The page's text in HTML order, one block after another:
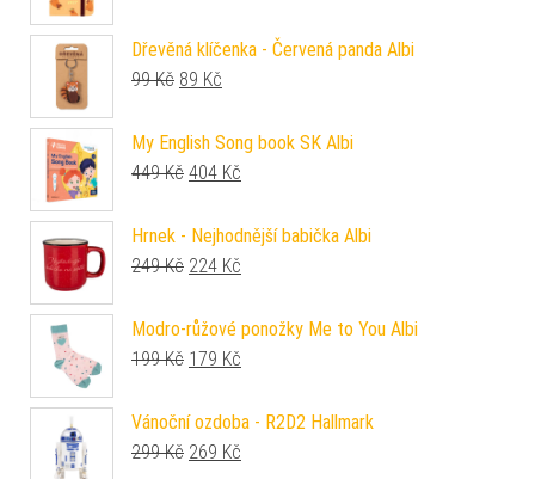
Dřevěná klíčenka - Červená panda Albi
99Kč Původní cena byla: 99 Kč.
89 Kč
My English Song book SK Albi
449Kč Původní cena byla: 449 Kč.
404 Kč
Hrnek - Nejhodnější babička Albi
249Kč Původní cena byla: 249 Kč.
224 Kč
Modro-růžové ponožky Me to You Albi
199Kč Původní cena byla: 199 Kč.
179 Kč
Vánoční ozdoba - R2D2 Hallmark
299Kč Původní cena byla: 299 Kč.
269 Kč